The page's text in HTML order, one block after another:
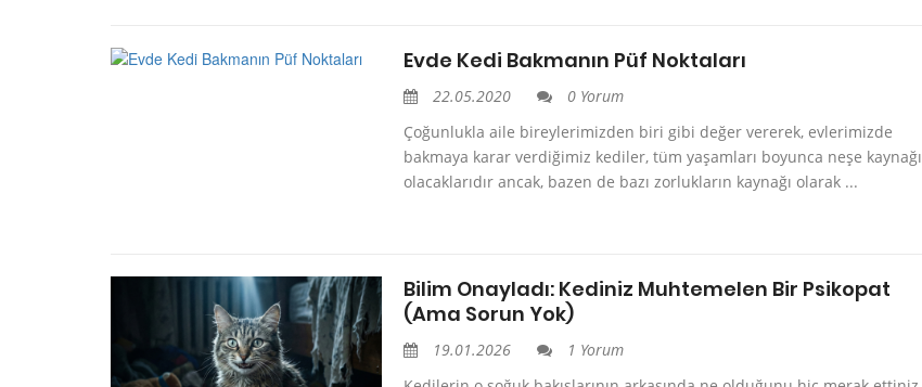
Evde Kedi Bakmanın Püf Noktaları
22.05.2020
0 Yorum
Çoğunlukla aile bireylerimizden biri gibi değer vererek, evlerimizde
bakmaya karar verdiğimiz kediler, tüm yaşamları boyunca neşe kaynağı
olacaklarıdır ancak, bazen de bazı zorlukların kaynağı olarak ...
Bilim Onayladı: Kediniz Muhtemelen Bir Psikopat
(Ama Sorun Yok)
19.01.2026
1 Yorum